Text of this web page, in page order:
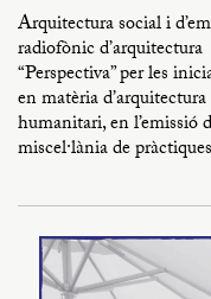
Arquitectura social i
radiofònic
“Perspectiva” per les
en matèria
humanitari, en l’emissió
miscel·lània de